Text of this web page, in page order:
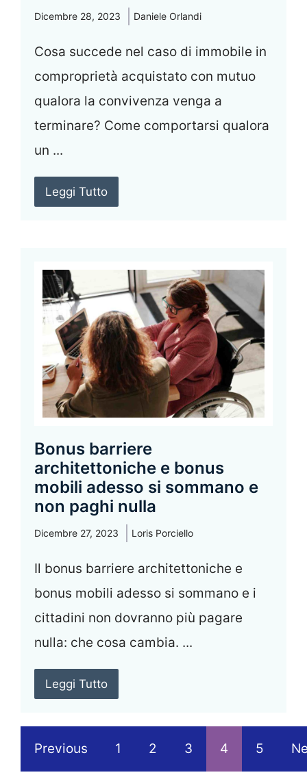
Dicembre 28, 2023 Daniele Orlandi
Cosa succede nel caso di immobile in
comproprietà acquistato con mutuo
qualora la convivenza venga a
terminare? Come comportarsi qualora
un ...
Leggi Tutto
Bonus barriere
architettoniche e bonus
mobili adesso si sommano e
non paghi nulla
Dicembre 27, 2023 Loris Porciello
Il bonus barriere architettoniche e
bonus mobili adesso si sommano e i
cittadini non dovranno più pagare
nulla: che cosa cambia. ...
Leggi Tutto
Previous 1 2 3 4 5